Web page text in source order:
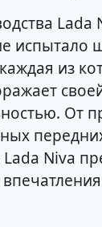
Lada
испытало
из
От
Niva